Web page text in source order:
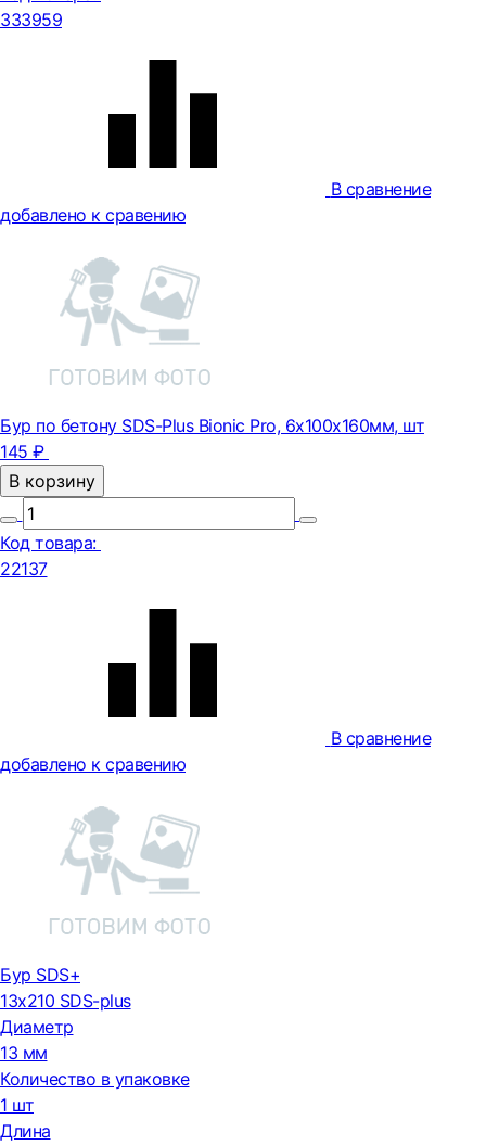
333959
В сравнение
добавлено к сравению
Бур по бетону SDS-Plus Bionic Pro, 6х100х160мм, шт
145 ₽
В корзину
Код товара:
22137
В сравнение
добавлено к сравению
Бур SDS+
13х210 SDS-plus
Диаметр
13 мм
Количество в упаковке
1 шт
Длина